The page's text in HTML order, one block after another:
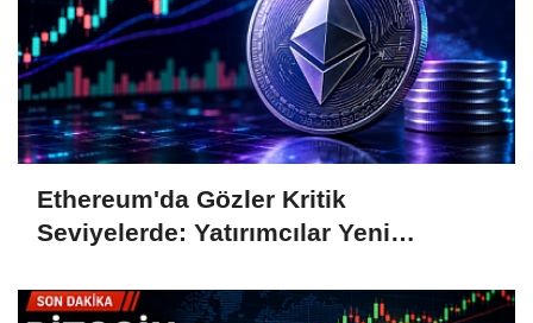
Ethereum'da Gözler Kritik
Seviyelerde: Yatırımcılar Yeni